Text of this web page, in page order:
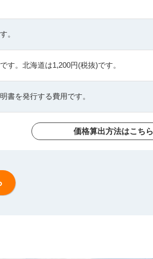
。
す。北海道は1,200円(税抜)です。
書を発行する費用です。
価格算出方法はこちら